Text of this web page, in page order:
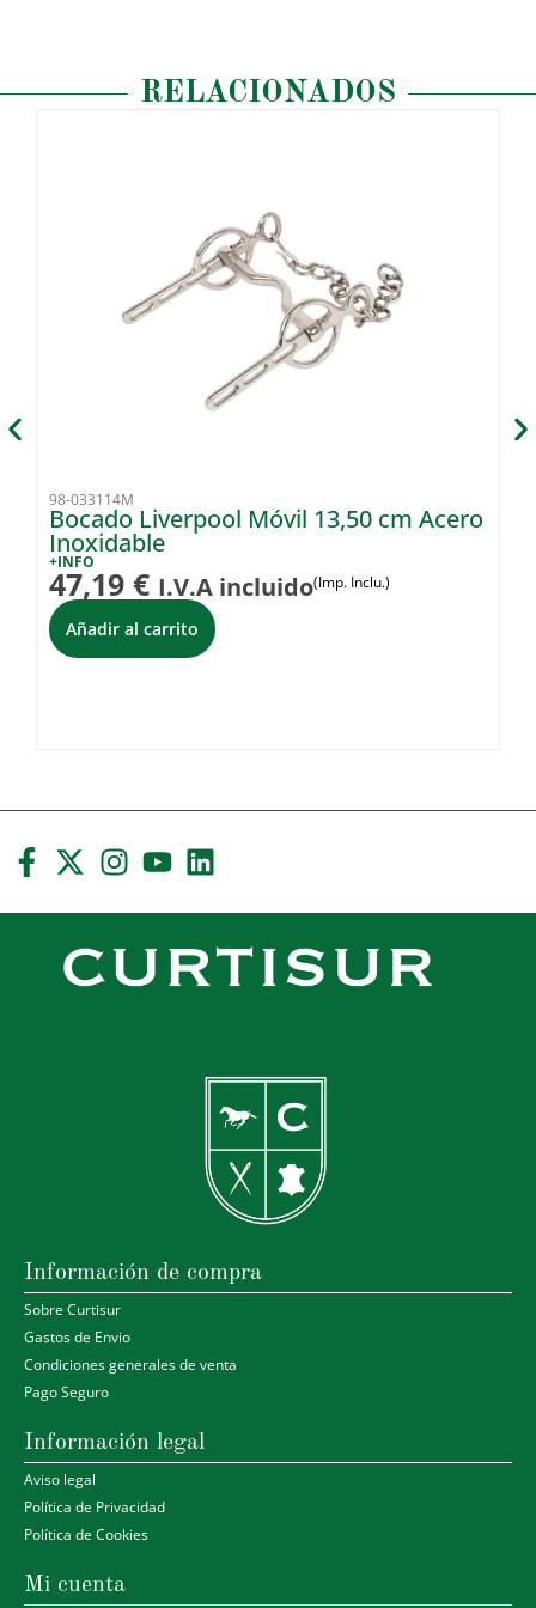
RELACIONADOS
98-033114M
Bocado Liverpool Móvil 13,50 cm Acero
Inoxidable
+INFO
47,19 € I.V.A incluido(Imp. Inclu.)
Añadir al carrito
Información de compra
Sobre Curtisur
Gastos de Envio
Condiciones generales de venta
Pago Seguro
Información legal
Aviso legal
Política de Privacidad
Política de Cookies
Mi cuenta